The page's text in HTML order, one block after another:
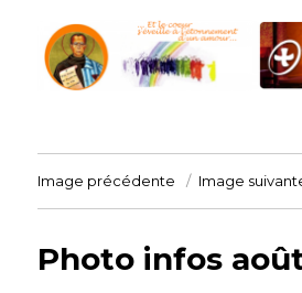
Image précédente Image
Photo infos